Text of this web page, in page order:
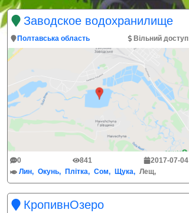
Заводское водохранилище
Полтавська область Вільний доступ
0 841
2017-07-04
Лин
Окунь Плітка Сом Щука Лещ
КропивнОзеро